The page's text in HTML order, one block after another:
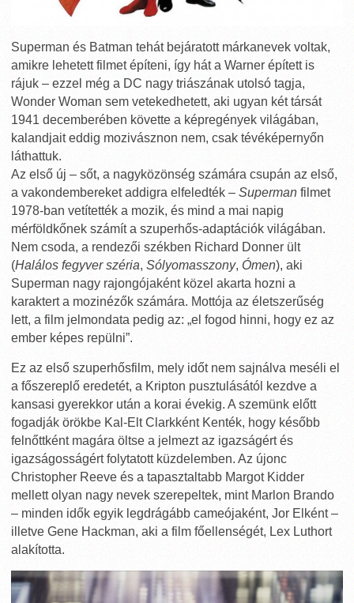
Superman és Batman tehát bejáratott márkanevek voltak,
amikre lehetett filmet építeni, így hát a Warner épített is
rájuk – ezzel még a DC nagy triászának utolsó tagja,
Wonder Woman sem vetekedhetett, aki ugyan két társát
1941 decemberében követte a képregények világában,
kalandjait eddig mozivásznon nem, csak tévéképernyőn
láthattuk.
Az első új – sőt, a nagyközönség számára csupán az első,
a vakondembereket addigra elfeledték – Superman filmet
1978-ban vetítették a mozik, és mind a mai napig
mérföldkőnek számít a szuperhős-adaptációk világában.
Nem csoda, a rendezői székben Richard Donner ült
(Halálos fegyver széria, Sólyomasszony, Ómen), aki
Superman nagy rajongójaként közel akarta hozni a
karaktert a mozinézők számára. Mottója az életszerűség
lett, a film jelmondata pedig az: „el fogod hinni, hogy ez az
ember képes repülni”.
Ez az első szuperhősfilm, mely időt nem sajnálva meséli el
a főszereplő eredetét, a Kripton pusztulásától kezdve a
kansasi gyerekkor után a korai évekig. A szemünk előtt
fogadják örökbe Kal-Elt Clarkként Kenték, hogy később
felnőttként magára öltse a jelmezt az igazságért és
igazságosságért folytatott küzdelemben. Az újonc
Christopher Reeve és a tapasztaltabb Margot Kidder
mellett olyan nagy nevek szerepeltek, mint Marlon Brando
– minden idők egyik legdrágább cameójaként, Jor Elként –
illetve Gene Hackman, aki a film főellenségét, Lex Luthort
alakította.